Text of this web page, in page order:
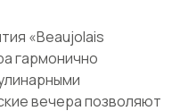
«Beaujolais
гармонично
вечера позволяют